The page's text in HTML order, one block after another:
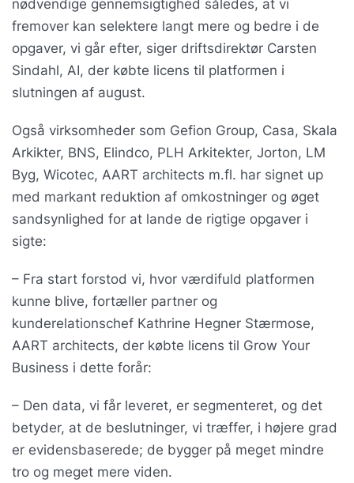
nødvendige gennemsigtighed således, at vi
fremover kan selektere langt mere og bedre i de
opgaver, vi går efter, siger driftsdirektør Carsten
Sindahl, AI, der købte licens til platformen i
slutningen af august.
Også virksomheder som Gefion Group, Casa, Skala
Arkikter, BNS, Elindco, PLH Arkitekter, Jorton, LM
Byg, Wicotec, AART architects m.fl. har signet up
med markant reduktion af omkostninger og øget
sandsynlighed for at lande de rigtige opgaver i
sigte:
– Fra start forstod vi, hvor værdifuld platformen
kunne blive, fortæller partner og
kunderelationschef Kathrine Hegner Stærmose,
AART architects, der købte licens til Grow Your
Business i dette forår:
– Den data, vi får leveret, er segmenteret, og det
betyder, at de beslutninger, vi træffer, i højere grad
er evidensbaserede; de bygger på meget mindre
tro og meget mere viden.